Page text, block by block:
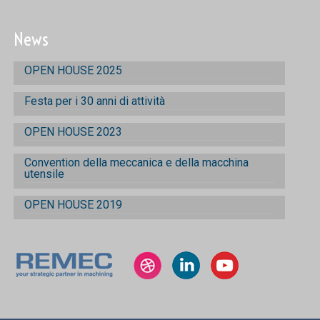
News
OPEN HOUSE 2025
Festa per i 30 anni di attività
OPEN HOUSE 2023
Convention della meccanica e della macchina
utensile
OPEN HOUSE 2019